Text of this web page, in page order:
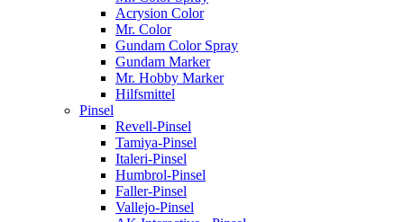
Acrysion Color
Mr. Color
Gundam Color Spray
Gundam Marker
Mr. Hobby Marker
Hilfsmittel
Pinsel
Revell-Pinsel
Tamiya-Pinsel
Italeri-Pinsel
Humbrol-Pinsel
Faller-Pinsel
Vallejo-Pinsel